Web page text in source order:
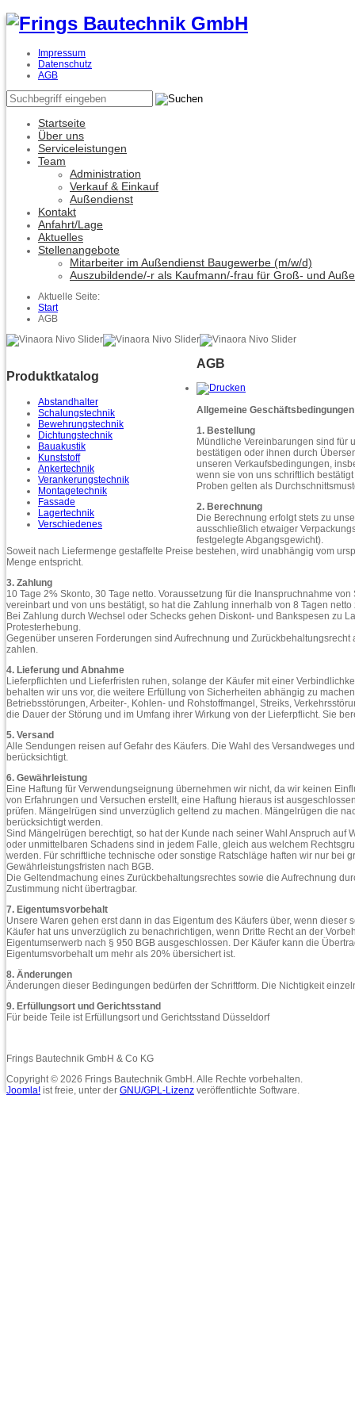
Impressum
Datenschutz
AGB
Startseite
Über uns
Serviceleistungen
Team
Administration
Verkauf & Einkauf
Außendienst
Kontakt
Anfahrt/Lage
Aktuelles
Stellenangebote
Mitarbeiter im Außendienst Baugewerbe (m/w/d)
Auszubildende/-r als Kaufmann/-frau für Groß- und
Aktuelle Seite:
Start
AGB
Produktkatalog
Abstandhalter
Schalungstechnik
Bewehrungstechnik
Dichtungstechnik
Bauakustik
Kunststoff
Ankertechnik
Verankerungstechnik
Montagetechnik
Fassade
Lagertechnik
Verschiedenes
AGB
Allgemeine
1. Bestellung
Mündliche Vereinbarungen sind für
bestätigen oder ihnen durch
unseren Verkaufsbedingungen,
wenn sie von uns schriftlich
Proben gelten als
2. Berechnung
Die Berechnung erfolgt stets zu
ausschließlich etwaiger
festgelegte Abgangsgewicht).
Soweit nach Liefermenge gestaffelte Preise bestehen, wird unabhängig vom
Menge entspricht.
3. Zahlung
10 Tage 2% Skonto, 30 Tage netto. Voraussetzung für die Inanspruchnahme
vereinbart und von uns bestätigt, so hat die Zahlung innerhalb von 8 Tagen
Bei Zahlung durch Wechsel oder Schecks gehen Diskont- und Bankspesen zu
Protesterhebung.
Gegenüber unseren Forderungen sind Aufrechnung und
zahlen.
4. Lieferung und Abnahme
Lieferpflichten und Lieferfristen ruhen, solange der Käufer mit einer
behalten wir uns vor, die weitere Erfüllung von Sicherheiten abhängig zu
Betriebsstörungen, Arbeiter-, Kohlen- und Rohstoffmangel, Streiks,
die Dauer der Störung und im Umfang ihrer Wirkung von der Lieferpflicht. Sie
5. Versand
Alle Sendungen reisen auf Gefahr des Käufers. Die Wahl des Versandweges
berücksichtigt.
6. Gewährleistung
Eine Haftung für Verwendungseignung übernehmen wir nicht, da wir keinen
von Erfahrungen und Versuchen erstellt, eine Haftung hieraus ist
prüfen. Mängelrügen sind unverzüglich geltend zu machen. Mängelrügen die
berücksichtigt werden.
Sind Mängelrügen berechtigt, so hat der Kunde nach seiner Wahl Anspruch
oder unmittelbaren Schadens sind in jedem Falle, gleich aus welchem
werden. Für schriftliche technische oder sonstige Ratschläge haften wir nur bei
Gewährleistungsfristen nach BGB.
Die Geltendmachung eines Zurückbehaltungsrechtes sowie die Aufrechnung
Zustimmung nicht übertragbar.
7. Eigentumsvorbehalt
Unsere Waren gehen erst dann in das Eigentum des Käufers über, wenn
Käufer hat uns unverzüglich zu benachrichtigen, wenn Dritte Recht an der
Eigentumserwerb nach § 950 BGB ausgeschlossen. Der Käufer kann die
Eigentumsvorbehalt um mehr als 20% übersichert ist.
8. Änderungen
Änderungen dieser Bedingungen bedürfen der Schriftform. Die Nichtigkeit
9. Erfüllungsort und Gerichtsstand
Für beide Teile ist Erfüllungsort und Gerichtsstand Düsseldorf
Frings Bautechnik GmbH & Co KG
Copyright © 2026 Frings Bautechnik GmbH. Alle Rechte vorbehalten.
Joomla! ist freie, unter der GNU/GPL-Lizenz veröffentlichte Software.